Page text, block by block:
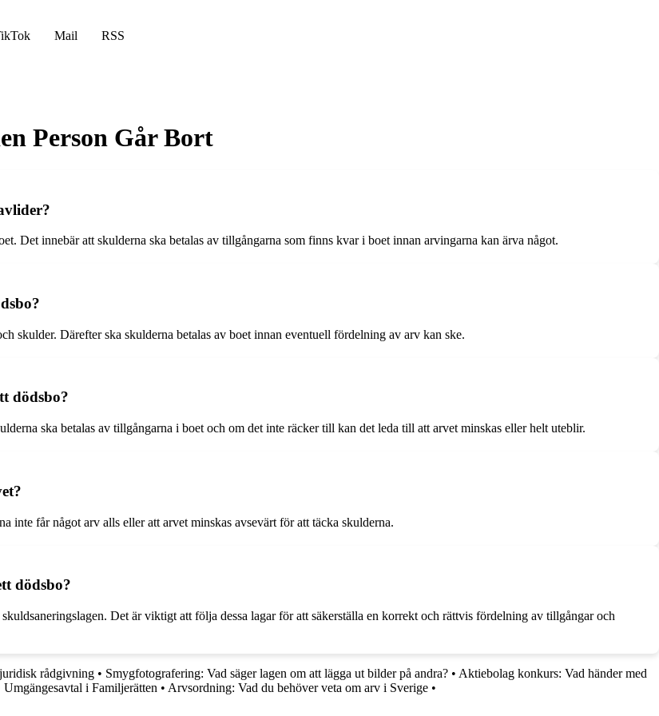
Mail RSS
Person Går Bort
Det innebär att skulderna ska betalas av tillgångarna som finns kvar i boet innan arvingarna kan ärva något.
skulder. Därefter ska skulderna betalas av boet innan eventuell fördelning av arv kan ske.
dödsbo?
ska betalas av tillgångarna i boet och om det inte räcker till kan det leda till att arvet minskas eller helt uteblir.
inte får något arv alls eller att arvet minskas avsevärt för att täcka skulderna.
dödsbo?
Det är viktigt att följa dessa lagar för att säkerställa en korrekt och rättvis fördelning av tillgångar och
rådgivning • Smygfotografering: Vad säger lagen om att lägga ut bilder på andra? • Aktiebolag konkurs: Vad händer med
Umgängesavtal i Familjerätten • Arvsordning: Vad du behöver veta om arv i Sverige •